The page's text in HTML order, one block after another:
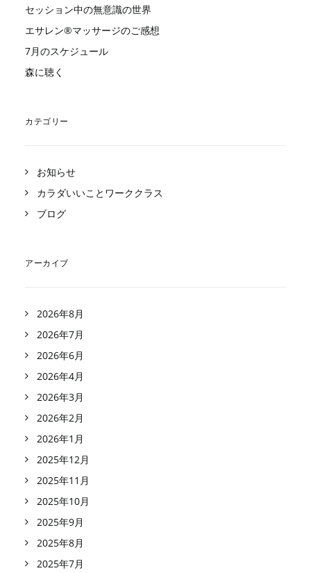
セッション中の無意識の世界
エサレン®︎マッサージのご感想
7月のスケジュール
森に聴く
カテゴリー
お知らせ
カラダいいことワーククラス
ブログ
アーカイブ
2026年8月
2026年7月
2026年6月
2026年4月
2026年3月
2026年2月
2026年1月
2025年12月
2025年11月
2025年10月
2025年9月
2025年8月
2025年7月